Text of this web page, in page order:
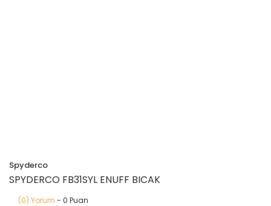
Spyderco
SPYDERCO FB31SYL ENUFF BICAK
(0) Yorum - 0 Puan